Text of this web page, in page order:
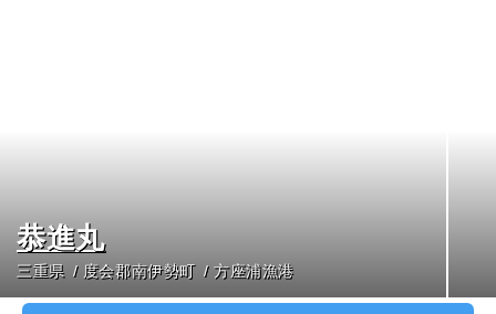
恭進丸
三重県 度会郡南伊勢町 方座浦漁港